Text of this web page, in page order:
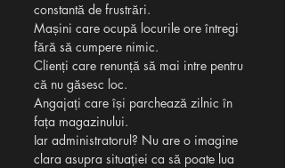
constantă de frustrări.
Mașini care ocupă locurile ore întregi
fără să cumpere nimic.
Clienți care renunță să mai intre pentru
că nu găsesc loc.
Angajați care își parchează zilnic în
fața magazinului.
Iar administratorul? Nu are o imagine
clara asupra situației ca să poate lua